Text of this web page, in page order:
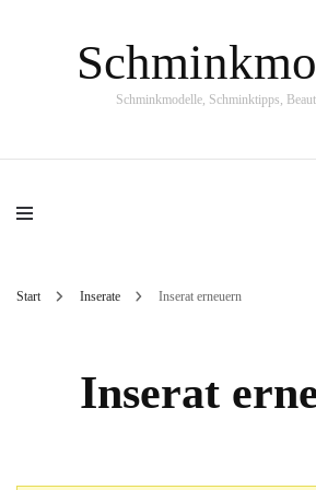
Schminkmodelle, Schminktipps,
Start Inserate Inserat erneuern
Inserat